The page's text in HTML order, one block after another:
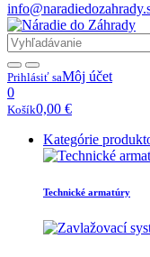
Prihlásiť saMôj účet
0
Košík0,00 €
Kategórie
Technické armatúry